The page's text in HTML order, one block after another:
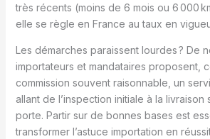
très récents (moins de 6 mois ou 6 000
elle se règle en France au taux en
Les démarches paraissent lourdes ? De
importateurs et mandataires proposent,
commission souvent raisonnable, un
allant de l’inspection initiale à la livraison
porte. Partir sur de bonnes bases est
transformer l’astuce importation en